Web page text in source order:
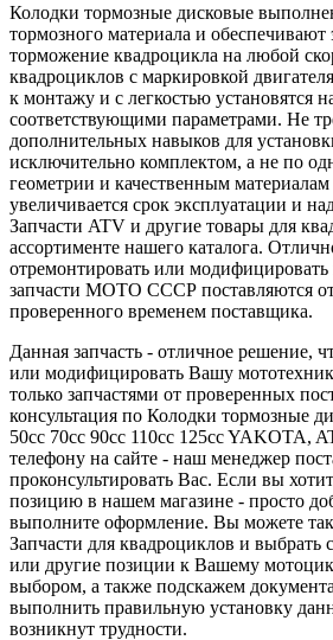
Колодки тормозные дисковые
тормозного материала и
торможение квадроцикла на любой
квадроциклов с маркировкой
к монтажу и с легкостью установятся
соответствующими параметрами. Не
дополнительных навыков для
исключительно комплектом, а не по
геометрии и качественным
увеличивается срок эксплуатации и
Запчасти ATV и другие товары для
ассортименте нашего каталога.
отремонтировать или
запчасти МОТО СССР поставляются
проверенного временем поставщика.
Данная запчасть - отличное решение,
или модифицировать Вашу
только запчастями от проверенных
консультация по Колодки тормозные
50cc 70cc 90cc 110cc 125cc YAKOTA,
телефону на сайте - наш менеджер
проконсультировать Вас. Если вы
позицию в нашем магазине - просто
выполните оформление. Вы можете
Запчасти для квадроциклов и выбрать
или другие позиции к Вашему
выбором, а также подскажем
выполнить правильную установку
возникнут трудности.